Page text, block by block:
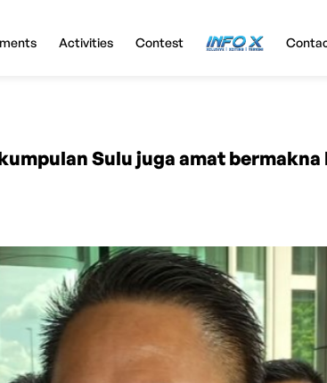
Activities Contest InfoX
Sulu juga amat bermakna